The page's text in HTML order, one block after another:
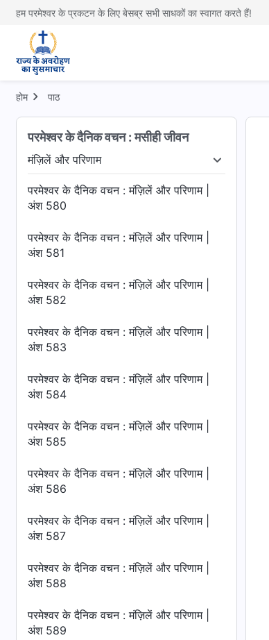
हम परमेश्वर के प्रकटन के लिए बेसब्र सभी साधकों का स्वागत करते हैं!
होम पाठ
परमेश्वर के दैनिक वचन : मसीही जीवन
मंज़िलें और परिणाम
जीवन में प्रवेश मंज़िलें और परिणाम
परमेश्वर के दैनिक वचन : मंज़िलें और परिणाम |
अंश 580
परमेश्वर के दैनिक वचन : मंज़िलें और परिणाम |
अंश 581
परमेश्वर के दैनिक वचन : मंज़िलें और परिणाम |
अंश 582
परमेश्वर के दैनिक वचन : मंज़िलें और परिणाम |
अंश 583
परमेश्वर के दैनिक वचन : मंज़िलें और परिणाम |
अंश 584
परमेश्वर के दैनिक वचन : मंज़िलें और परिणाम |
अंश 585
परमेश्वर के दैनिक वचन : मंज़िलें और परिणाम |
अंश 586
परमेश्वर के दैनिक वचन : मंज़िलें और परिणाम |
अंश 587
परमेश्वर के दैनिक वचन : मंज़िलें और परिणाम |
अंश 588
परमेश्वर के दैनिक वचन : मंज़िलें और परिणाम |
अंश 589